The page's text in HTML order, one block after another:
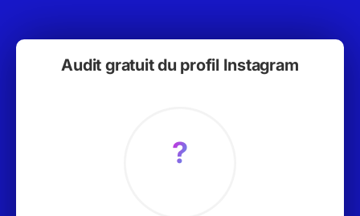
Audit gratuit du profil Instagram
?